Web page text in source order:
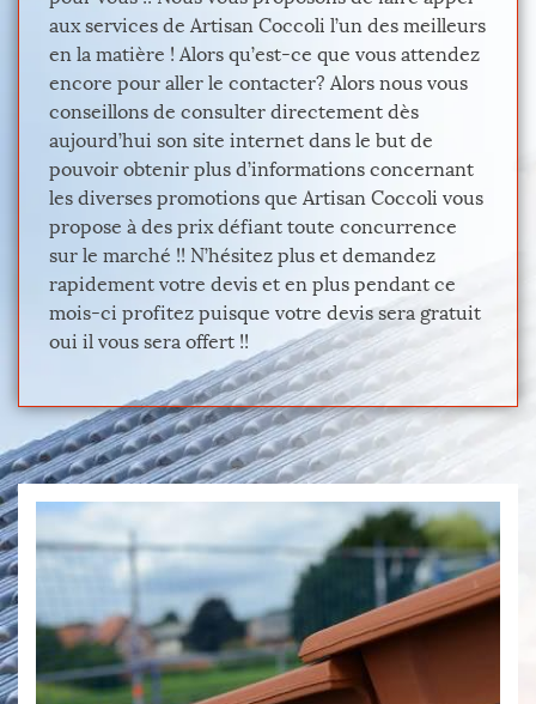
aux services de Artisan Coccoli l’un des meilleurs
en la matière ! Alors qu’est-ce que vous attendez
encore pour aller le contacter? Alors nous vous
conseillons de consulter directement dès
aujourd’hui son site internet dans le but de
pouvoir obtenir plus d’informations concernant
les diverses promotions que Artisan Coccoli vous
propose à des prix défiant toute concurrence
sur le marché !! N’hésitez plus et demandez
rapidement votre devis et en plus pendant ce
mois-ci profitez puisque votre devis sera gratuit
oui il vous sera offert !!